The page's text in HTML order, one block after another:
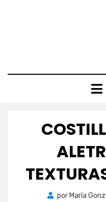
por María